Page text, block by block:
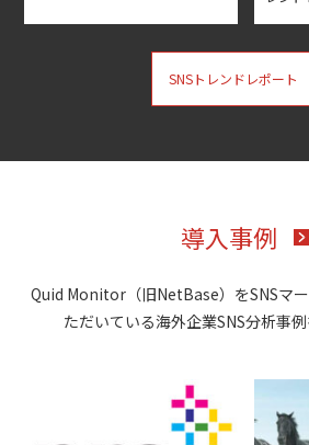
SNSトレンドレポート
導入事例
Quid Monitor（旧NetBase）をSNSマ
ただいている海外企業SNS分析事例